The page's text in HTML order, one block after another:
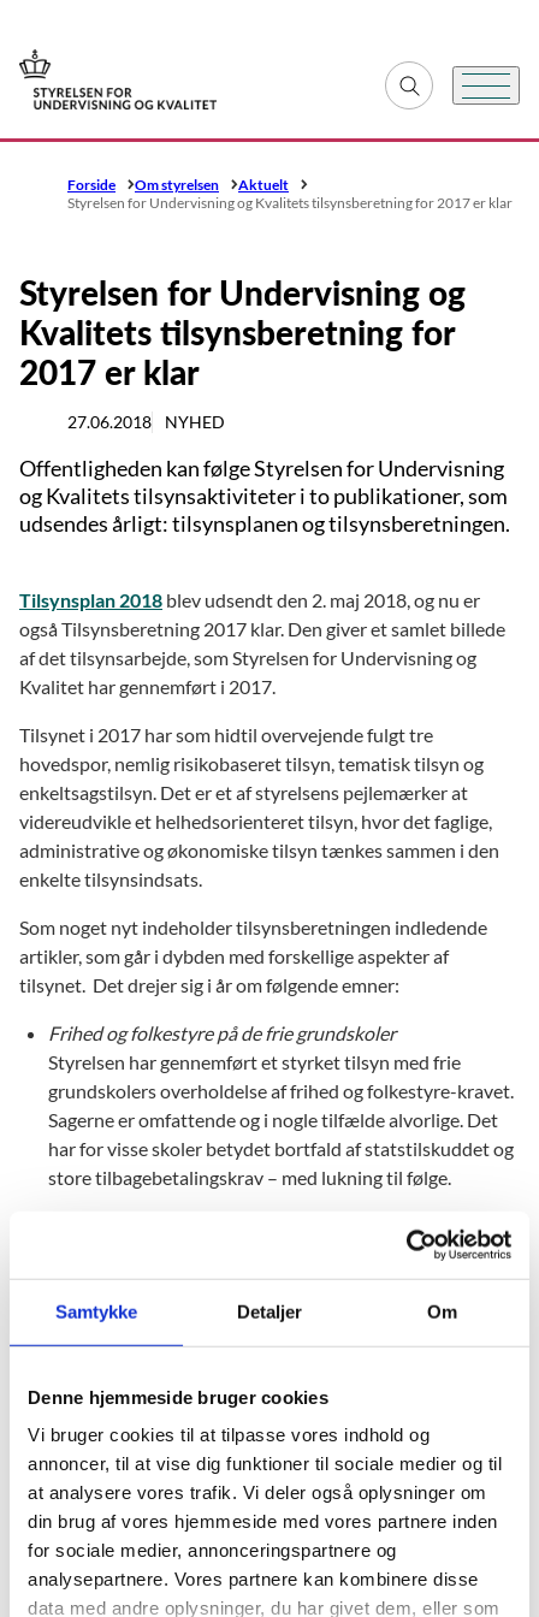
Samtykke Detaljer Om
Denne hjemmeside bruger cookies
Vi bruger cookies til at tilpasse vores indhold og
annoncer, til at vise dig funktioner til sociale medier og til
at analysere vores trafik. Vi deler også oplysninger om
din brug af vores hjemmeside med vores partnere inden
for sociale medier, annonceringspartnere og
analysepartnere. Vores partnere kan kombinere disse
data med andre oplysninger, du har givet dem, eller som
Gå til forsiden Fold søgefelt ud
Menu
Forside Om styrelsen
Aktuelt
Styrelsen for Undervisning og Kvalitets tilsynsberetning for 2017 er klar
Styrelsen for Undervisning og
Kvalitets tilsynsberetning for
2017 er klar
27.06.2018 NYHED
Offentligheden kan følge Styrelsen for Undervisning
og Kvalitets tilsynsaktiviteter i to publikationer, som
udsendes årligt: tilsynsplanen og tilsynsberetningen.
Tilsynsplan 2018 blev udsendt den 2. maj 2018, og nu er
også Tilsynsberetning 2017 klar. Den giver et samlet billede
af det tilsynsarbejde, som Styrelsen for Undervisning og
Kvalitet har gennemført i 2017.
Tilsynet i 2017 har som hidtil overvejende fulgt tre
hovedspor, nemlig risikobaseret tilsyn, tematisk tilsyn og
enkeltsagstilsyn. Det er et af styrelsens pejlemærker at
videreudvikle et helhedsorienteret tilsyn, hvor det faglige,
administrative og økonomiske tilsyn tænkes sammen i den
enkelte tilsynsindsats.
Som noget nyt indeholder tilsynsberetningen indledende
artikler, som går i dybden med forskellige aspekter af
tilsynet. Det drejer sig i år om følgende emner:
Frihed og folkestyre på de frie grundskoler
Styrelsen har gennemført et styrket tilsyn med frie
grundskolers overholdelse af frihed og folkestyre-kravet.
Sagerne er omfattende og i nogle tilfælde alvorlige. Det
har for visse skoler betydet bortfald af statstilskuddet og
store tilbagebetalingskrav – med lukning til følge.
forvaltningsvirksomhed – underkastet domstolskontrol.
Tilsynet er dog sjældent i retten. Det sker dog – også
efter dommene i Tvindsagerne. I nogle nyere retssager
interesse
Inddragelse af læringskonsulenterne i tilsynsarbejdet
Styrelsens læringskonsulenter er tæt koblet til styrelsens
tilsynsaktivitet. De afholder intensive, længerevarende
rådgivningsforløb og bidrager derved til at forbedre
skolernes evne til at håndtere deres organisatoriske og
faglige udfordringer.